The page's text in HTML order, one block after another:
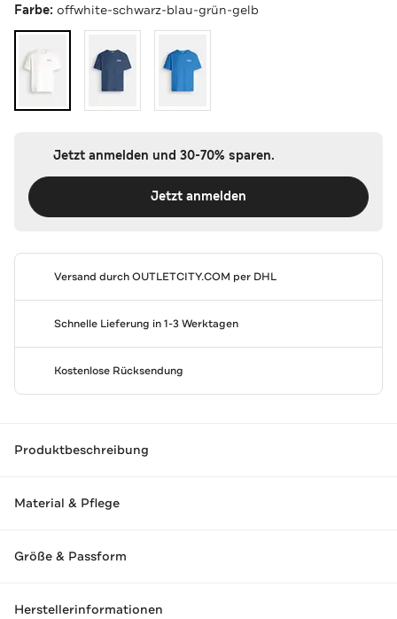
Farbe: offwhite-schwarz-blau-grün-gelb
Jetzt anmelden und 30-70% sparen.
Jetzt anmelden
Versand durchOUTLETCITY.COM per DHL
Schnelle Lieferung in 1-3 Werktagen
Kostenlose Rücksendung
Produktbeschreibung
Material & Pflege
Größe & Passform
Herstellerinformationen